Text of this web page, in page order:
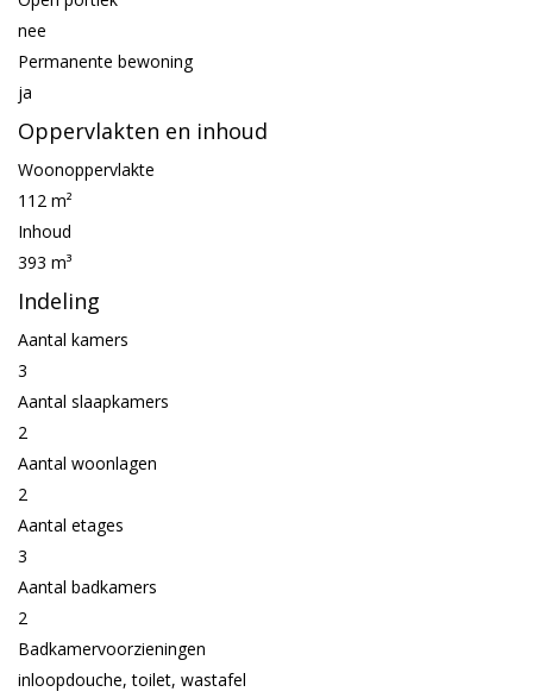
nee
Permanente bewoning
ja
Oppervlakten en inhoud
Woonoppervlakte
112 m²
Inhoud
393 m³
Indeling
Aantal kamers
3
Aantal slaapkamers
2
Aantal woonlagen
2
Aantal etages
3
Aantal badkamers
2
Badkamervoorzieningen
inloopdouche, toilet, wastafel